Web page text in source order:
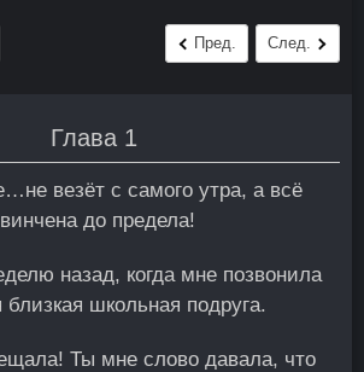
Пред. След.
Глава 1
везёт с самого утра, а всё
до предела!
назад, когда мне позвонила
школьная подруга.
Ты мне слово давала, что